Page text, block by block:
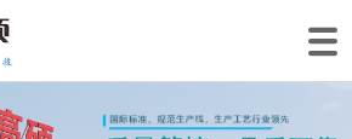
网站首页
关于我们
产品中心